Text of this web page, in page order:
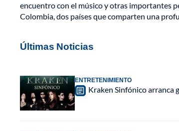
encuentro con el músico y otras importantes
Colombia, dos países que comparten una
Últimas Noticias
ENTRETENIMIENTO
Kraken Sinfónico arranca